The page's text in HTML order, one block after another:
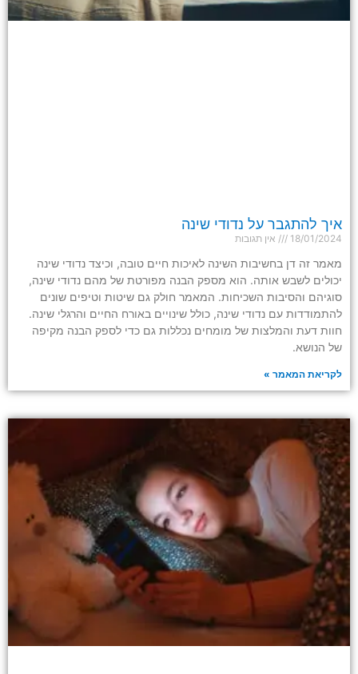
איך להתגבר על נדודי שינה
18/01/2024 אין תגובות
מאמר זה דן בחשיבות השינה לאיכות חיים טובה, וכיצד נדודי שינה
יכולים לשבש אותה. הוא מספק הבנה מפורטת של מהם נדודי שינה,
סוגיהם והסיבות השכיחות. המאמר חולק גם שיטות וטיפים שונים
להתמודדות עם נדודי שינה, כולל שינויים באורח החיים והרגלי שינה.
חוות דעת והמלצות של מומחים נכללות גם כדי לספק הבנה מקיפה
של הנושא.
לקריאת המאמר »